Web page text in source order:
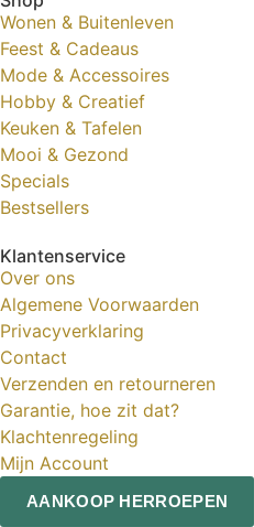
Wonen & Buitenleven
Feest & Cadeaus
Mode & Accessoires
Hobby & Creatief
Keuken & Tafelen
Mooi & Gezond
Specials
Bestsellers
Klantenservice
Over ons
Algemene Voorwaarden
Privacyverklaring
Contact
Verzenden en retourneren
Garantie, hoe zit dat?
Klachtenregeling
Mijn Account
AANKOOP HERROEPEN